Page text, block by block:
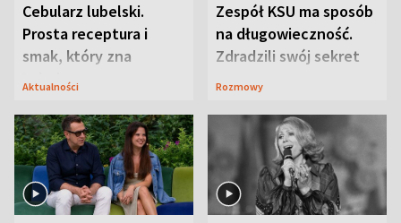
Cebularz lubelski.
Prosta receptura i
smak, który zna
Lubelszczyzna
Aktualności
Zespół KSU ma sposób
na długowieczność.
Zdradzili swój sekret
Rozmowy